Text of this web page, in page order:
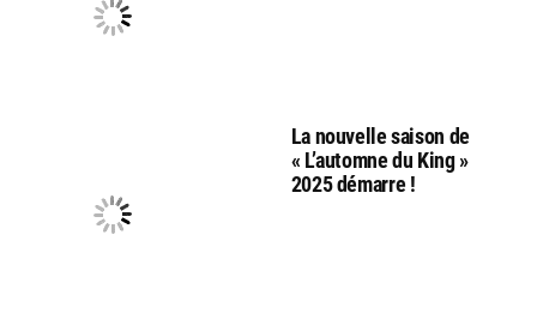
La nouvelle saison de
« L’automne du King »
2025 démarre !